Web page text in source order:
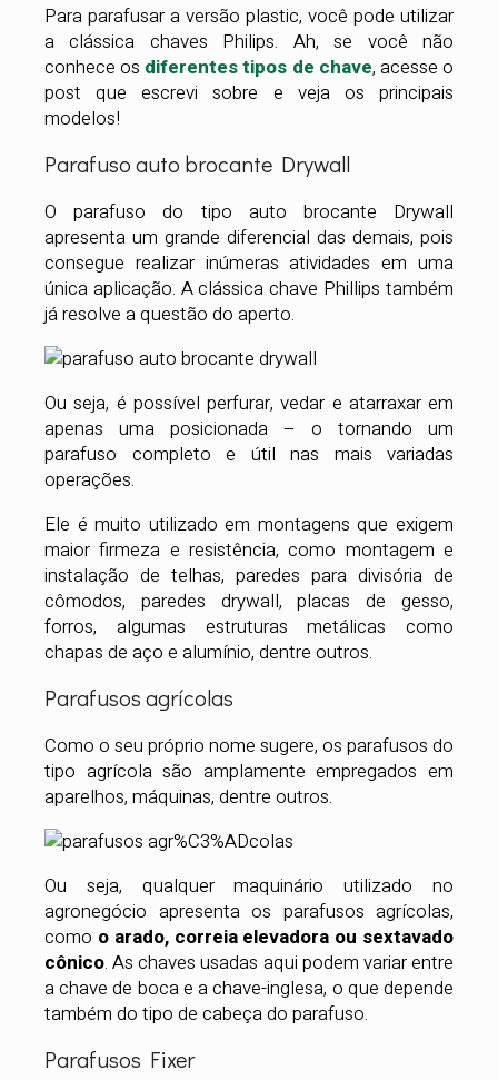
Para parafusar a versão plastic, você pode utilizar
a clássica chaves Philips. Ah, se você não
conhece os diferentes tipos de chave, acesse o
post que escrevi sobre e veja os principais
modelos!
Parafuso auto brocante Drywall
O parafuso do tipo auto brocante Drywall
apresenta um grande diferencial das demais, pois
consegue realizar inúmeras atividades em uma
única aplicação. A clássica chave Phillips também
já resolve a questão do aperto.
Ou seja, é possível perfurar, vedar e atarraxar em
apenas uma posicionada – o tornando um
parafuso completo e útil nas mais variadas
operações.
Ele é muito utilizado em montagens que exigem
maior firmeza e resistência, como montagem e
instalação de telhas, paredes para divisória de
cômodos, paredes drywall, placas de gesso,
forros, algumas estruturas metálicas como
chapas de aço e alumínio, dentre outros.
Parafusos agrícolas
Como o seu próprio nome sugere, os parafusos do
tipo agrícola são amplamente empregados em
aparelhos, máquinas, dentre outros.
Ou seja, qualquer maquinário utilizado no
agronegócio apresenta os parafusos agrícolas,
como o arado, correia elevadora ou sextavado
cônico. As chaves usadas aqui podem variar entre
a chave de boca e a chave-inglesa, o que depende
também do tipo de cabeça do parafuso.
Parafusos Fixer